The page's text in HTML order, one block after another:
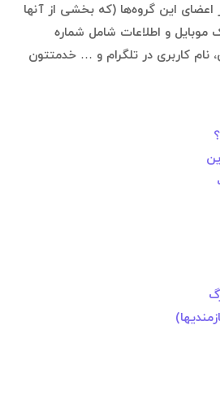
اعضای این گروه‌ها (که بخشی از آنها
موبایل و اطلاعات شامل شماره
نام کاربری در تلگرام و … خدمتتون